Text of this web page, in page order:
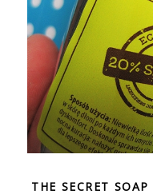
THE SECRET